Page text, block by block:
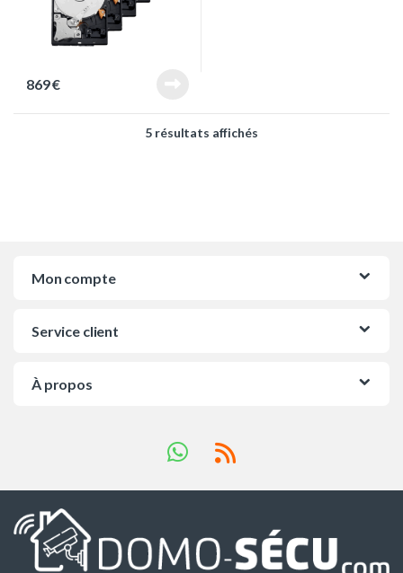
869€
5 résultats affichésTrié du plus récent au
Mon compte
Service client
À propos